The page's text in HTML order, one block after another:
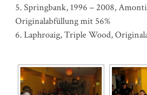
5. Springbank, 1996 – 2008,
Originalabfüllung mit 56%
6. Laphroaig, Triple Wood,